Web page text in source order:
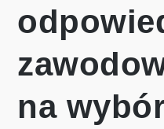
na